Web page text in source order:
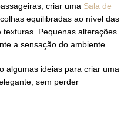
criar uma Sala de
equilibradas ao nível das
Pequenas alterações
a sensação do ambiente.
algumas ideias para criar uma
sem perder